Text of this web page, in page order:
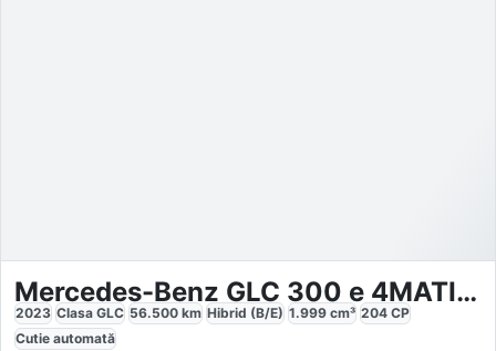
Mercedes-Benz GLC 300 e 4MATIC AMG
2023 Clasa GLC 56.500 km Hibrid (B/E) 1.999 cm³ 204 CP
Cutie automată